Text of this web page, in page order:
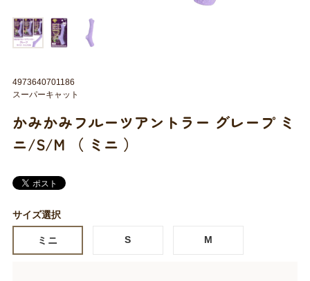
かみかみフルーツアントラー グレープ ミ
ニ/S/M （ ミニ ）
4973640701186
スーパーキャット
サイズ選択
ミニ S M